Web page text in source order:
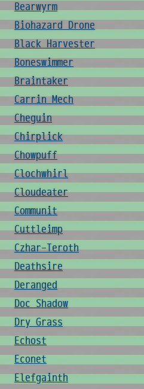
Bearwyrm
Biohazard Drone
Black Harvester
Boneswimmer
Braintaker
Carrin Mech
Cheguin
Chirplick
Chowpuff
Clochwhirl
Cloudeater
Communit
Cuttleimp
Czhar-Teroth
Deathsire
Deranged
Doc Shadow
Dry Grass
Echost
Econet
Elefgainth